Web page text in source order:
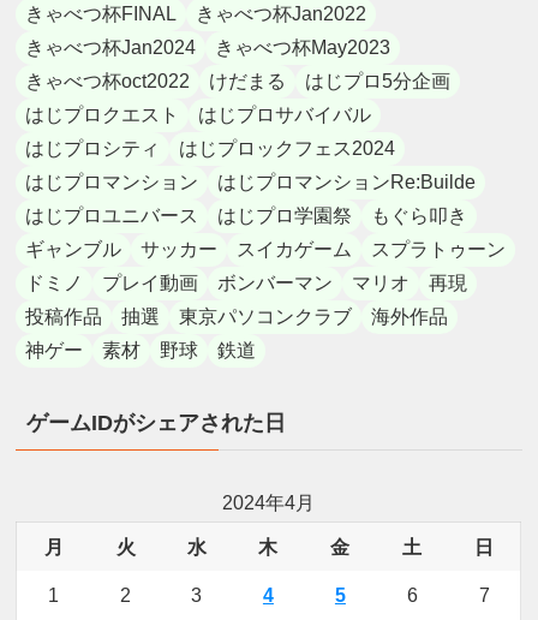
きゃべつ杯FINAL
きゃべつ杯Jan2022
きゃべつ杯Jan2024
きゃべつ杯May2023
きゃべつ杯oct2022
けだまる
はじプロ5分企画
はじプロクエスト
はじプロサバイバル
はじプロシティ
はじプロックフェス2024
はじプロマンション
はじプロマンションRe:Builde
はじプロユニバース
はじプロ学園祭
もぐら叩き
ギャンブル
サッカー スイカゲーム
スプラトゥーン
ドミノ
プレイ動画 ボンバーマン マリオ
再現
投稿作品
抽選 東京パソコンクラブ
海外作品
神ゲー
素材 野球 鉄道
ゲームIDがシェアされた日
2024年4月
月 火 水 木 金 土 日
1 2 3 4 5 6 7